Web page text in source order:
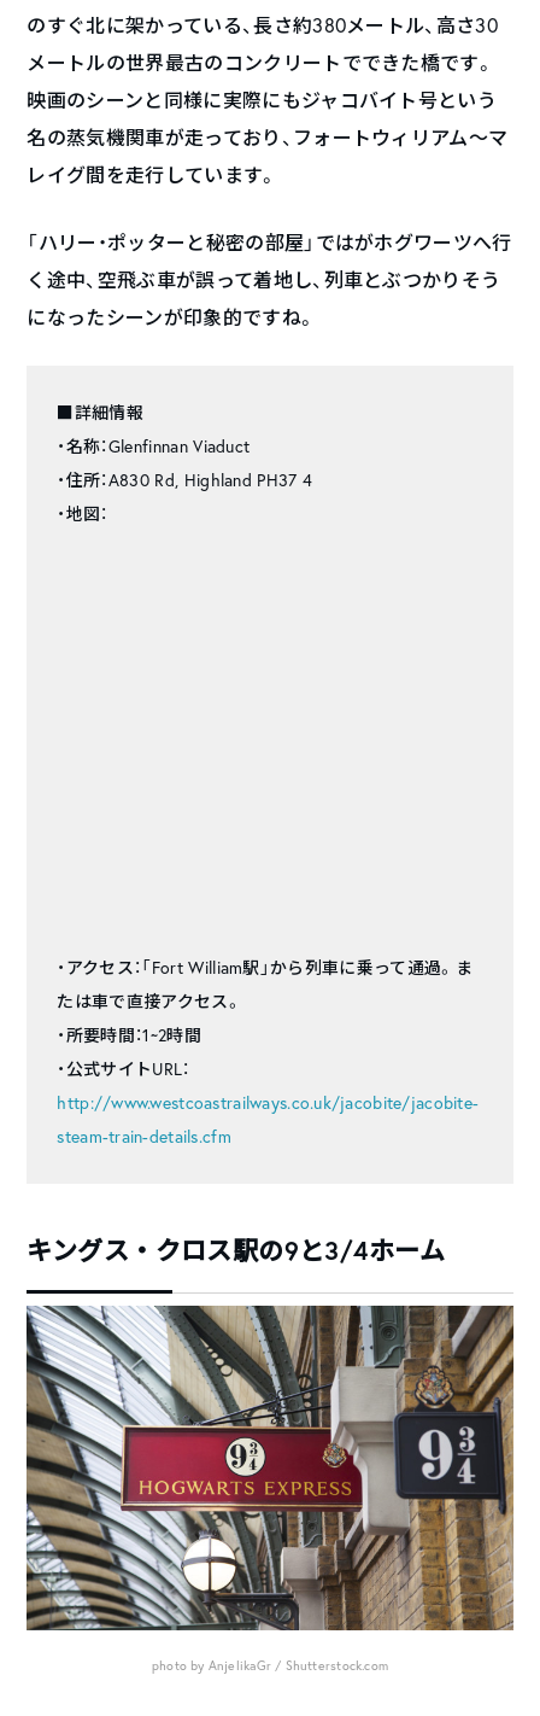
のすぐ北に架かっている、長さ約380メートル、高さ30
メートルの世界最古のコンクリートでできた橋です。
映画のシーンと同様に実際にもジャコバイト号という
名の蒸気機関車が走っており、フォートウィリアム～マ
レイグ間を走行しています。
「ハリー・ポッターと秘密の部屋」ではがホグワーツへ行
く途中、空飛ぶ車が誤って着地し、列車とぶつかりそう
になったシーンが印象的ですね。
■詳細情報
・名称：Glenfinnan Viaduct
・住所：A830 Rd, Highland PH37 4
・地図：
・アクセス：「Fort William駅」から列車に乗って通過。ま
たは車で直接アクセス。
・所要時間：1~2時間
・公式サイトURL：
http://www.westcoastrailways.co.uk/jacobite/jacobite-
steam-train-details.cfm
キングス・クロス駅の9と3/4ホーム
photo by AnjelikaGr / Shutterstock.com